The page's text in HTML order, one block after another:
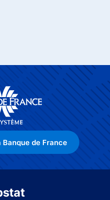
de France